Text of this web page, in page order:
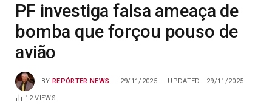
PF investiga falsa ameaça de
bomba que forçou pouso de
avião
BY REPÓRTER NEWS 29/11/2025 UPDATED: 29/11/2025
12VIEWS